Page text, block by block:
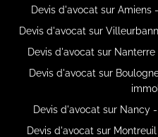
Devis d'avocat sur
Devis d'avocat sur
Devis d'avocat sur
Devis d'avocat sur
Devis d'avocat sur Nancy
Devis d'avocat sur